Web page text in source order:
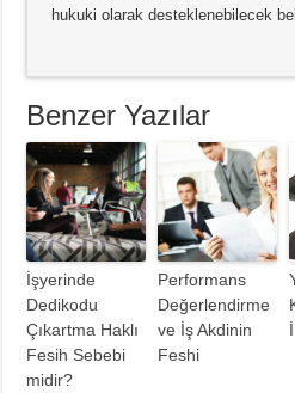
hukuki olarak desteklenebilecek
Benzer Yazılar
İşyerinde
Dedikodu
Çıkartma Haklı
Fesih Sebebi
midir?
Performans
Değerlendirme
ve İş Akdinin
Feshi